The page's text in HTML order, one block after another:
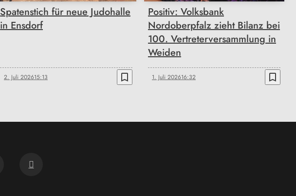
Spatenstich für neue Judohalle
in Ensdorf
2. Juli 202615:13 bookmark_border
Positiv: Volksbank
Nordoberpfalz zieht Bilanz bei
100. Vertreterversammlung in
Weiden
1. Juli 202616:32 bookmark_border